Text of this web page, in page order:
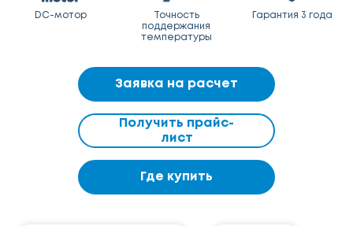
DC-мотор
Точность
поддержания
температуры
Гарантия 3 года
Заявка на расчет
Получить прайс-
лист
Где купить